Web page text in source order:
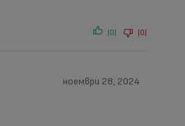
(0) (0)
ноември 28, 2024